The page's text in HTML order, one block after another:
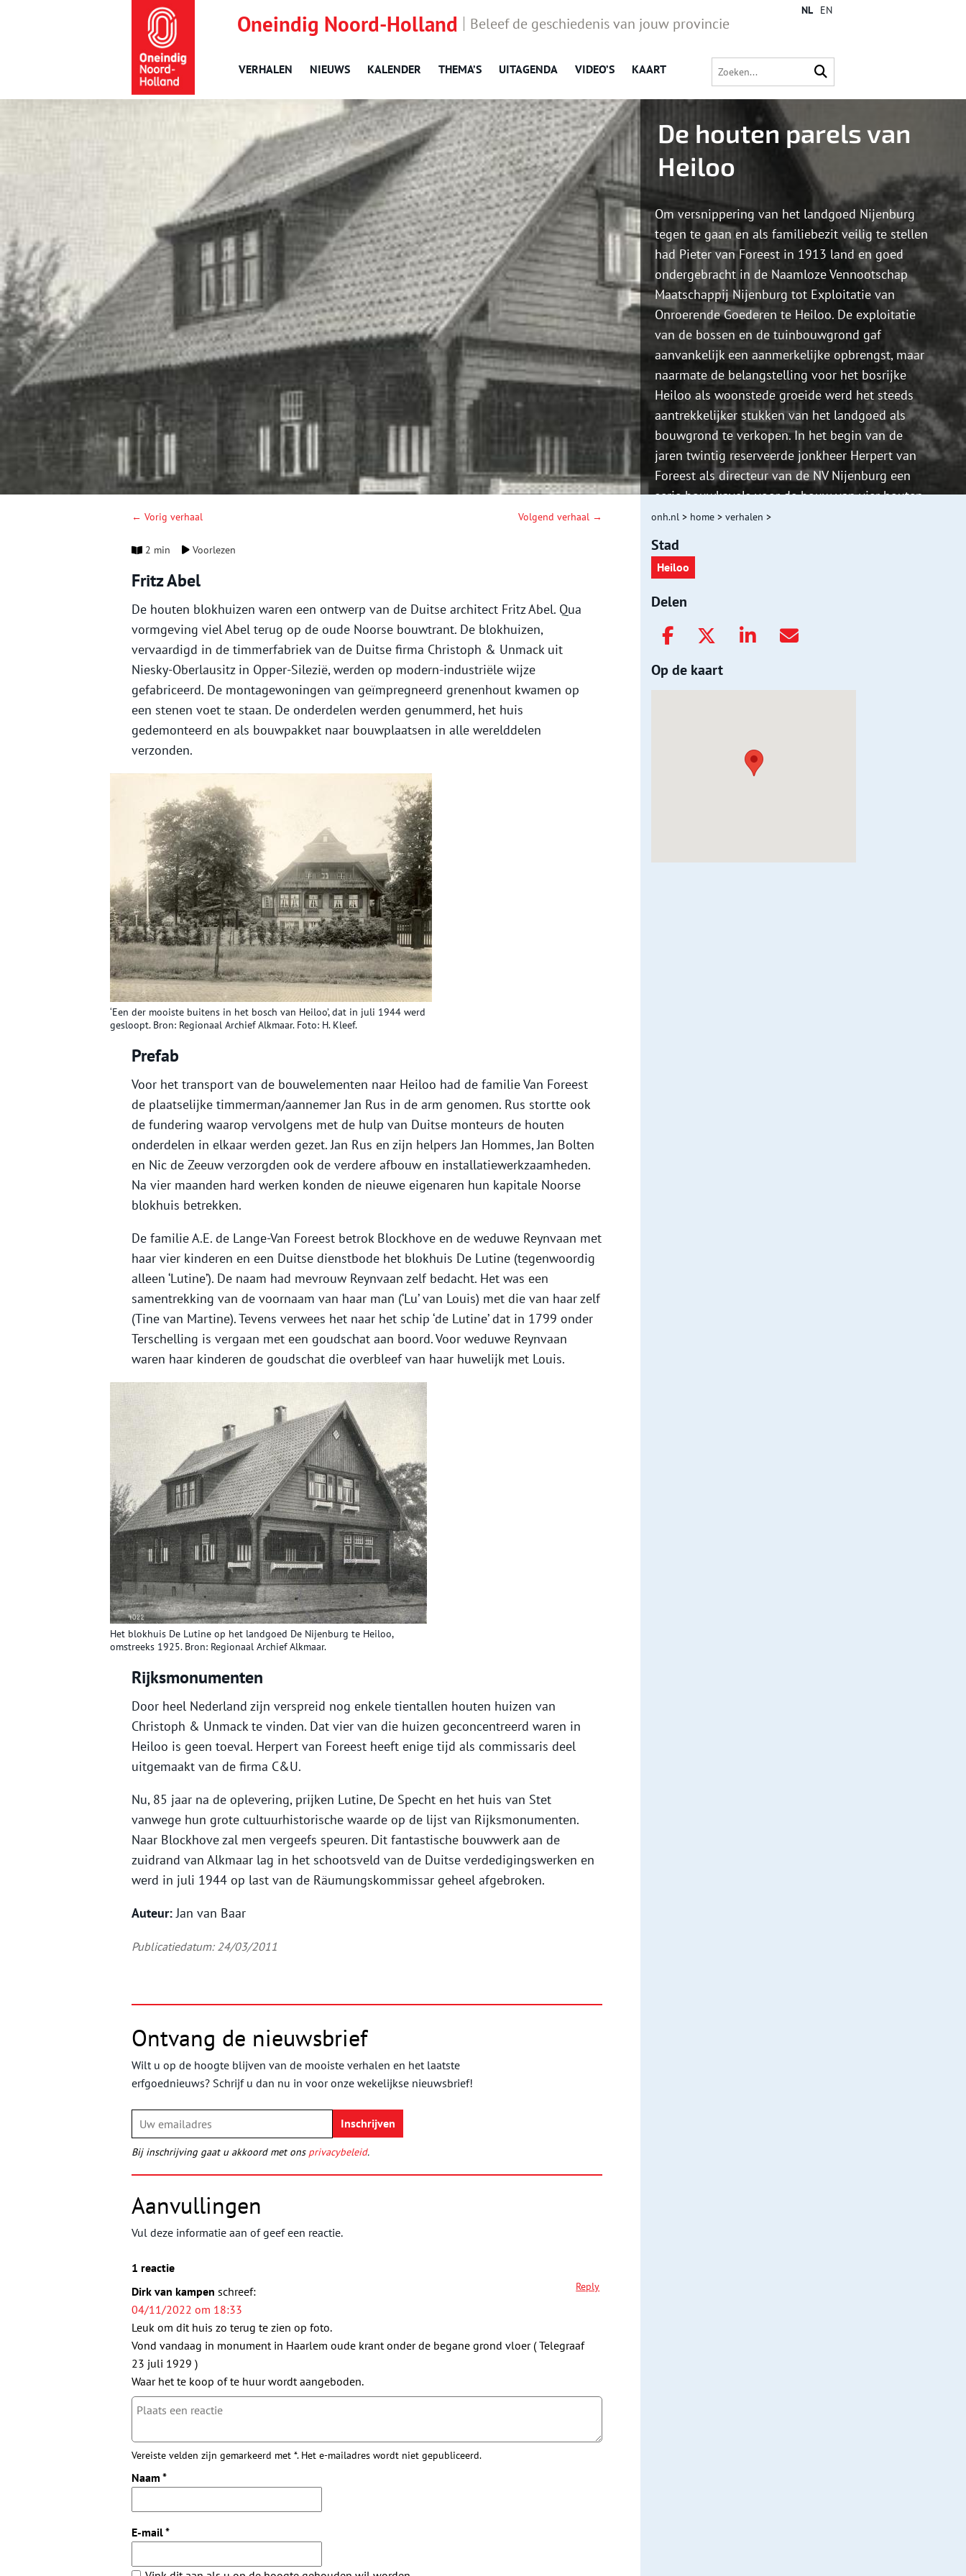
Oneindig Noord-Holland Beleef de geschiedenis van jouw provincie
VERHALEN NIEUWS KALENDER THEMA’S UITAGENDA VIDEO’S KAART
NL EN
De houten parels van
Heiloo
Om versnippering van het landgoed Nijenburg
tegen te gaan en als familiebezit veilig te stellen
had Pieter van Foreest in 1913 land en goed
ondergebracht in de Naamloze Vennootschap
Maatschappij Nijenburg tot Exploitatie van
Onroerende Goederen te Heiloo. De exploitatie
van de bossen en de tuinbouwgrond gaf
aanvankelijk een aanmerkelijke opbrengst, maar
naarmate de belangstelling voor het bosrijke
Heiloo als woonstede groeide werd het steeds
aantrekkelijker stukken van het landgoed als
bouwgrond te verkopen. In het begin van de
jaren twintig reserveerde jonkheer Herpert van
Foreest als directeur van de NV Nijenburg een
serie bouwkavels voor de bouw van vier houten
blokhuizen: De Specht aan de Heerenweg en
Blockhove, De Lutine en het huis van Stet aan de
Kennemerstraatweg.
← Vorig verhaal Volgend verhaal →
2 min Voorlezen
Fritz Abel
De houten blokhuizen waren een ontwerp van de Duitse architect Fritz Abel. Qua
vormgeving viel Abel terug op de oude Noorse bouwtrant. De blokhuizen,
vervaardigd in de timmerfabriek van de Duitse firma Christoph & Unmack uit
Niesky-Oberlausitz in Opper-Silezië, werden op modern-industriële wijze
gefabriceerd. De montagewoningen van geïmpregneerd grenenhout kwamen op
een stenen voet te staan. De onderdelen werden genummerd, het huis
gedemonteerd en als bouwpakket naar bouwplaatsen in alle werelddelen
verzonden.
‘Een der mooiste buitens in het bosch van Heiloo’, dat in juli 1944 werd
gesloopt. Bron: Regionaal Archief Alkmaar. Foto: H. Kleef.
Prefab
Voor het transport van de bouwelementen naar Heiloo had de familie Van Foreest
de plaatselijke timmerman/aannemer Jan Rus in de arm genomen. Rus stortte ook
de fundering waarop vervolgens met de hulp van Duitse monteurs de houten
onderdelen in elkaar werden gezet. Jan Rus en zijn helpers Jan Hommes, Jan Bolten
en Nic de Zeeuw verzorgden ook de verdere afbouw en installatiewerkzaamheden.
Na vier maanden hard werken konden de nieuwe eigenaren hun kapitale Noorse
blokhuis betrekken.
De familie A.E. de Lange-Van Foreest betrok Blockhove en de weduwe Reynvaan met
haar vier kinderen en een Duitse dienstbode het blokhuis De Lutine (tegenwoordig
alleen ‘Lutine’). De naam had mevrouw Reynvaan zelf bedacht. Het was een
samentrekking van de voornaam van haar man (‘Lu’ van Louis) met die van haar zelf
(Tine van Martine). Tevens verwees het naar het schip ‘de Lutine’ dat in 1799 onder
Terschelling is vergaan met een goudschat aan boord. Voor weduwe Reynvaan
waren haar kinderen de goudschat die overbleef van haar huwelijk met Louis.
Het blokhuis De Lutine op het landgoed De Nijenburg te Heiloo,
omstreeks 1925. Bron: Regionaal Archief Alkmaar.
Rijksmonumenten
Door heel Nederland zijn verspreid nog enkele tientallen houten huizen van
Christoph & Unmack te vinden. Dat vier van die huizen geconcentreerd waren in
Heiloo is geen toeval. Herpert van Foreest heeft enige tijd als commissaris deel
uitgemaakt van de firma C&U.
Nu, 85 jaar na de oplevering, prijken Lutine, De Specht en het huis van Stet
vanwege hun grote cultuurhistorische waarde op de lijst van Rijksmonumenten.
Naar Blockhove zal men vergeefs speuren. Dit fantastische bouwwerk aan de
zuidrand van Alkmaar lag in het schootsveld van de Duitse verdedigingswerken en
werd in juli 1944 op last van de Räumungskommissar geheel afgebroken.
Auteur:Jan van Baar
Publicatiedatum: 24/03/2011
Ontvang de nieuwsbrief
Wilt u op de hoogte blijven van de mooiste verhalen en het laatste
erfgoednieuws? Schrijf u dan nu in voor onze wekelijkse nieuwsbrief!
Bij inschrijving gaat u akkoord met ons privacybeleid.
Aanvullingen
Vul deze informatie aan of geef een reactie.
1 reactie
Dirk van kampen schreef:
04/11/2022 om 18:33
Leuk om dit huis zo terug te zien op foto.
Vond vandaag in monument in Haarlem oude krant onder de begane grond vloer ( Telegraaf
23 juli 1929 )
Waar het te koop of te huur wordt aangeboden.
Reply
Vereiste velden zijn gemarkeerd met *. Het e-mailadres wordt niet gepubliceerd.
Naam *
E-mail*
onh.nl > home > verhalen >
Stad
Heiloo
Delen
Op de kaart